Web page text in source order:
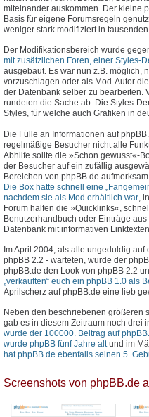
miteinander auskommen. Der kleine
Basis für eigene Forumsregeln
weniger stark modifiziert in
Der Modifikationsbereich wurde
mit zusätzlichen Foren, einer Styles-
ausgebaut. Es war nun z.B. möglich,
vorzuschlagen oder als Mod-Autor
der Datenbank selber zu bearbeiten.
rundeten die Sache ab. Die Styles-
Styles, für welche auch Grafiken in
Die Fülle an Informationen auf
regelmäßige Besucher nicht alle
Abhilfe sollte die »Schon gewusst«-
der Besucher auf ein zufällig
Bereichen von phpBB.de aufmerksam
Die Box hatte schnell eine
nachdem sie als Mod erhältlich war ,
Forum halfen die »Quicklinks«,
Benutzerhandbuch oder Einträge
Datenbank mit informativen
Im April 2004, als alle ungeduldig
phpBB 2.2 - warteten, wurde der
phpBB.de den Look von phpBB 2.2
„verkauften“ euch ein phpBB 1.0 als
Aprilscherz auf phpBB.de eine lieb
Neben den beschriebenen größeren
gab es in diesem Zeitraum noch drei
wurde der 100000. Beitrag auf
wurde phpBB fünf Jahre altund im
hat phpBB.de ebenfalls seinen 5.
Screenshots von phpBB.de